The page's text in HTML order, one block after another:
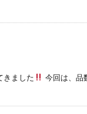
きました
今回は、品